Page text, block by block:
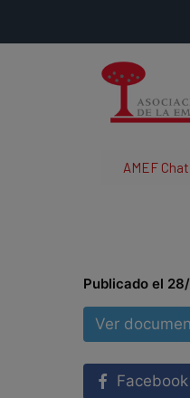
AMEF Chat
Publicado el
Ver
Facebook